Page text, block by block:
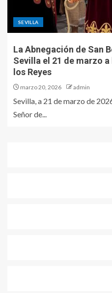
SEVILLA
La Abnegación de San
Sevilla el 21 de marzo
los Reyes
marzo 20, 2026 admin
Sevilla, a 21 de marzo de
Señor de...